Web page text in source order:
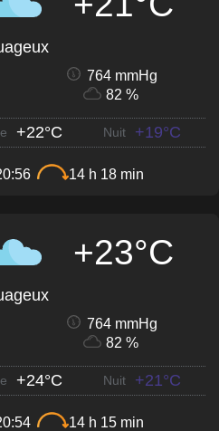
764 mmHg
82 %
+22°C Nuit +19°C
14 h 18 min
+23°C
764 mmHg
82 %
+24°C Nuit +21°C
14 h 15 min